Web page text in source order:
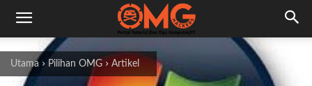
Utama Pilihan OMG Artikel